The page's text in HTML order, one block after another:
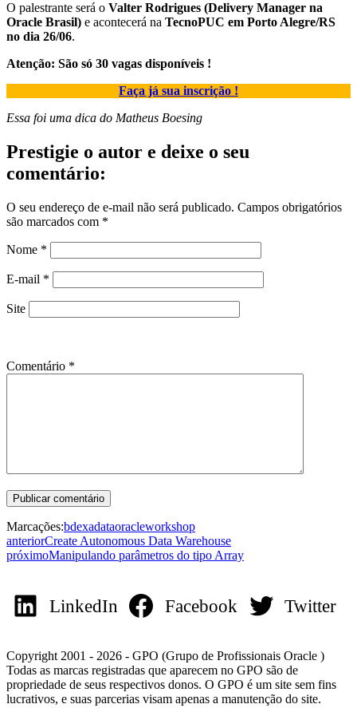
O palestrante será o Valter Rodrigues (Delivery Manager na
Oracle Brasil) e acontecerá na TecnoPUC em Porto Alegre/RS
no dia 26/06.
Atenção: São só 30 vagas disponíveis !
Faça já sua inscrição !
Essa foi uma dica do Matheus Boesing
Prestigie o autor e deixe o seu
comentário:
O seu endereço de e-mail não será publicado. Campos obrigatórios
são marcados com *
Nome *
E-mail *
Site
Comentário *
Marcações:bdexadataoracleworkshop
anteriorCreate Autonomous Data Warehouse
próximoManipulando parâmetros do tipo Array
LinkedIn Facebook Twitter
Copyright 2001 - 2026 - GPO (Grupo de Profissionais Oracle )
Todas as marcas registradas que aparecem no GPO são de
propriedade de seus respectivos donos. O GPO é um site sem fins
lucrativos, e suas parcerias visam apenas a manutenção do site.